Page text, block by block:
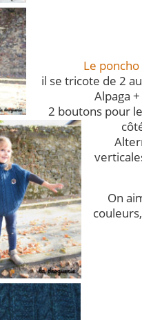
Le
il se tricote de 2
Alpaga
2 boutons pour
On